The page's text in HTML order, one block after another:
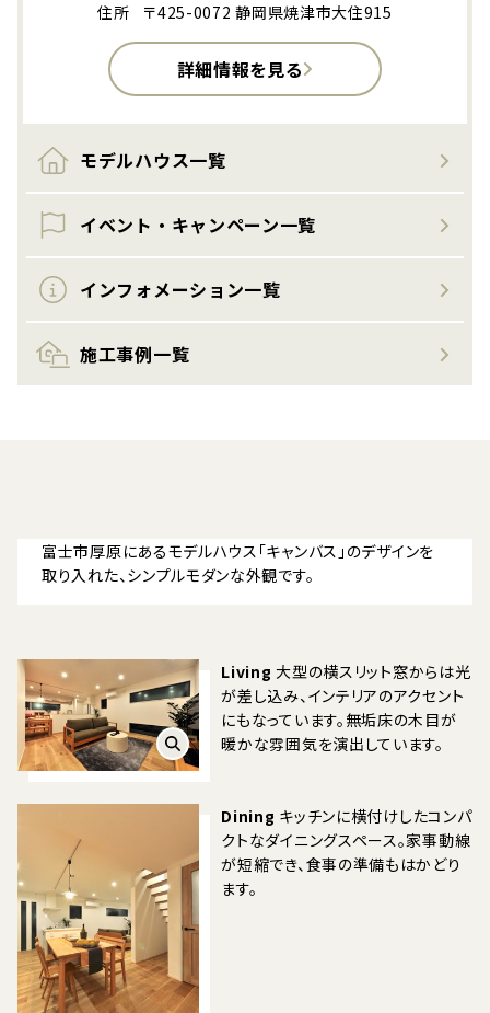
住所 〒425-0072 静岡県焼津市大住915
詳細情報を見る
モデルハウス一覧
イベント・キャンペーン一覧
インフォメーション一覧
施工事例一覧
富士市厚原にあるモデルハウス「キャンバス」のデザインを
取り入れた、シンプルモダンな外観です。
Living 大型の横スリット窓からは光
が差し込み、インテリアのアクセント
にもなっています。無垢床の木目が
暖かな雰囲気を演出しています。
Dining キッチンに横付けしたコンパ
クトなダイニングスペース。家事動線
が短縮でき、食事の準備もはかどり
ます。